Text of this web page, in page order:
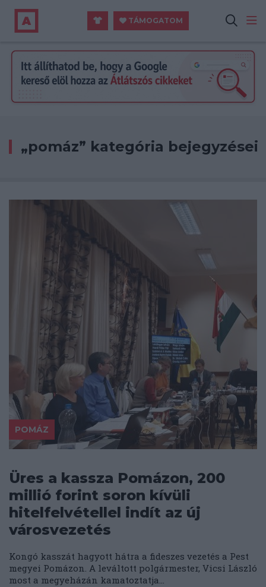
TÁMOGATOM
„pomáz” kategória bejegyzései
POMÁZ
Üres a kassza Pomázon, 200
millió forint soron kívüli
hitelfelvétellel indít az új
városvezetés
Kongó kasszát hagyott hátra a fideszes vezetés a Pest
megyei Pomázon. A leváltott polgármester, Vicsi László
most a megyeházán kamatoztatja...